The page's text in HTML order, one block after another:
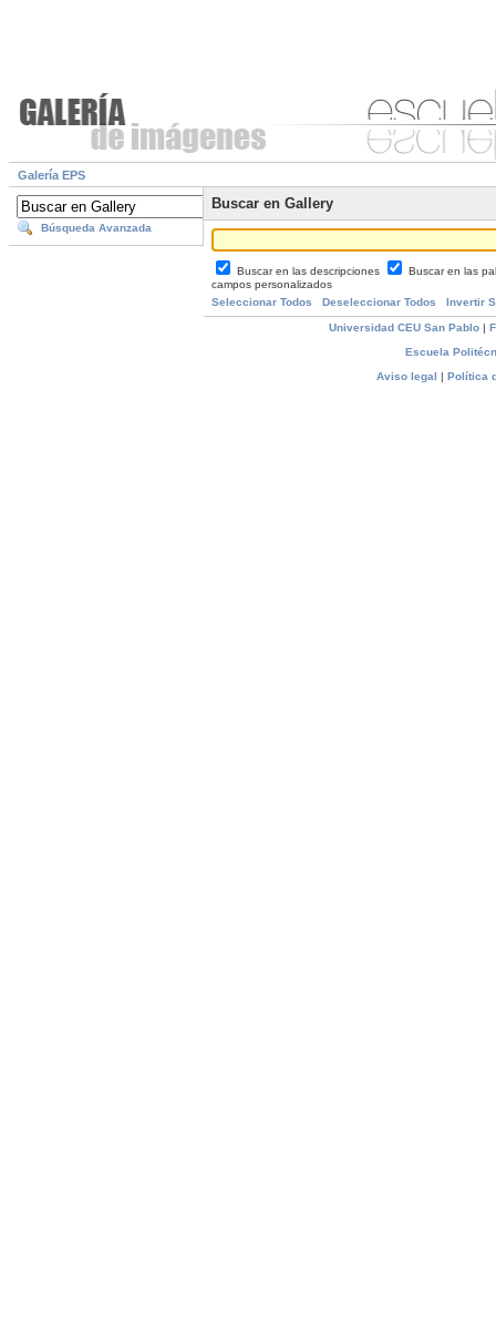
Galería EPS
Búsqueda Avanzada
Buscar en Gallery
Buscar en las descripciones
Buscar en las
campos personalizados
Seleccionar Todos
Deseleccionar Todos Invertir
Universidad CEU San Pablo|
Escuela
Aviso legal | Política